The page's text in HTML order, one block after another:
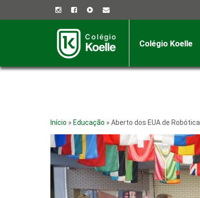
Colégio Koelle
Início » Educação » Aberto dos EUA de Robótica